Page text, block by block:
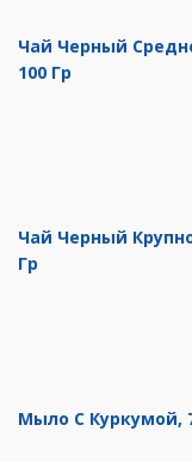
Чай Черный
100 Гр
Чай Черный
Гр
Мыло С Куркумой,